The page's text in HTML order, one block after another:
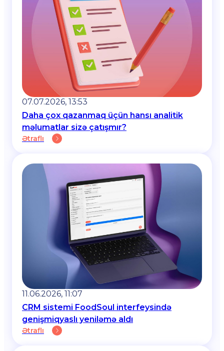
07.07.2026, 13:53
Daha çox qazanmaq üçün hansı analitik
məlumatlar sizə çatışmır?
Ətraflı
11.06.2026, 11:07
CRM sistemi FoodSoul interfeysində
genişmiqyaslı yeniləmə aldı
Ətraflı